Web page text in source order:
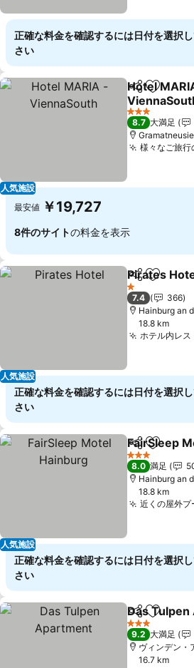
正確な料金を確認するには日付を選択
さい
人気施設
シェアお気に
Hotel
料金を表示
3 ホテルのランク
8.7 大満足
様々なご旅行
最安値 ￥19,727
8件のサイトの料金を表示
人気施設
シェアお気に
Pirates
1 ホテルのランク
7.4
366
Hainburg an
18.8 km
ホテル内レス
正確な料金を確認するには日付を選択
さい
人気施設
シェアお気に
FairSleep
3 ホテルのランク
8.0 満足
Hainburg an
18.8 km
近くの屋外プ
正確な料金を確認するには日付を選択
さい
シェアお気に
Das
3 ホテルのランク
9.2 大満足
ヴィンデン・
16.7 km